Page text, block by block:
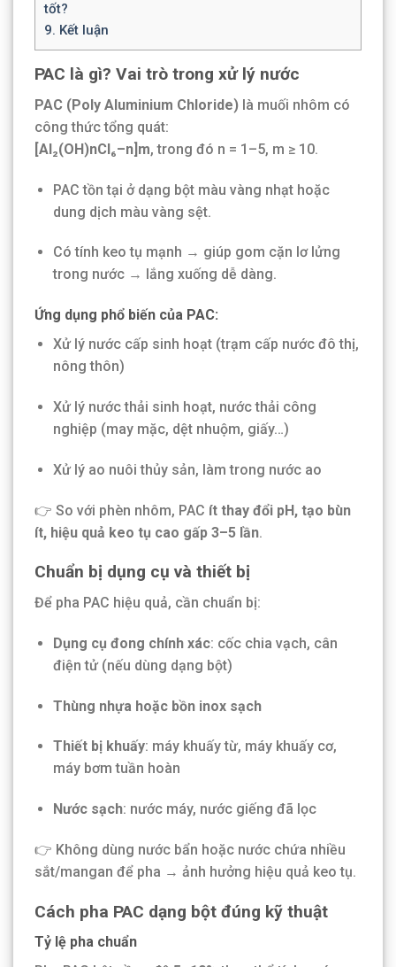
tốt?
9. Kết luận
PAC là gì? Vai trò trong xử lý nước
PAC (Poly Aluminium Chloride) là muối nhôm có
công thức tổng quát:
[Al₂(OH)nCl₆–n]m, trong đó n = 1–5, m ≥ 10.
PAC tồn tại ở dạng bột màu vàng nhạt hoặc
dung dịch màu vàng sệt.
Có tính keo tụ mạnh → giúp gom cặn lơ lửng
trong nước → lắng xuống dễ dàng.
Ứng dụng phổ biến của PAC:
Xử lý nước cấp sinh hoạt (trạm cấp nước đô thị,
nông thôn)
Xử lý nước thải sinh hoạt, nước thải công
nghiệp (may mặc, dệt nhuộm, giấy…)
Xử lý ao nuôi thủy sản, làm trong nước ao
👉 So với phèn nhôm, PAC ít thay đổi pH, tạo bùn
ít, hiệu quả keo tụ cao gấp 3–5 lần.
Chuẩn bị dụng cụ và thiết bị
Để pha PAC hiệu quả, cần chuẩn bị:
Dụng cụ đong chính xác: cốc chia vạch, cân
điện tử (nếu dùng dạng bột)
Thùng nhựa hoặc bồn inox sạch
Thiết bị khuấy: máy khuấy từ, máy khuấy cơ,
máy bơm tuần hoàn
Nước sạch: nước máy, nước giếng đã lọc
👉 Không dùng nước bẩn hoặc nước chứa nhiều
sắt/mangan để pha → ảnh hưởng hiệu quả keo tụ.
Cách pha PAC dạng bột đúng kỹ thuật
Tỷ lệ pha chuẩn